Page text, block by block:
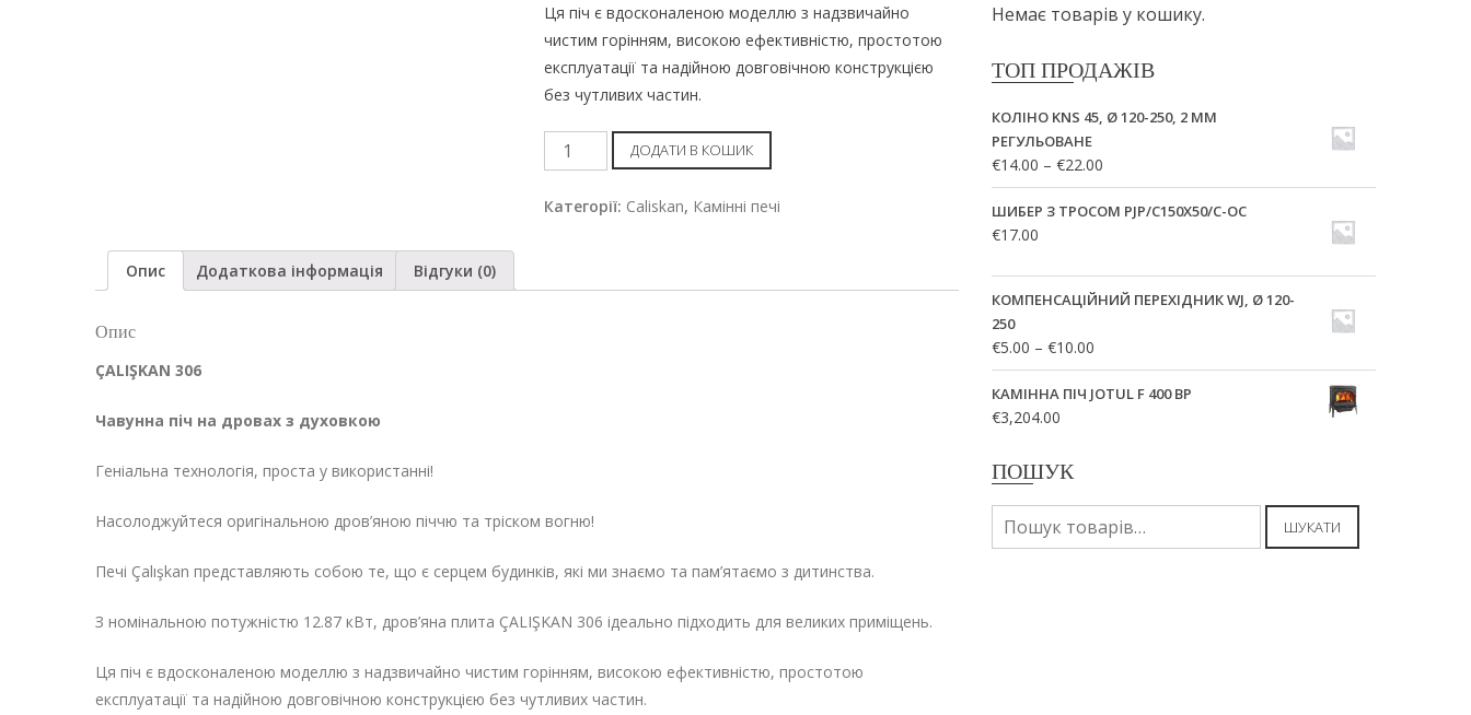
Ця піч є вдосконаленою моделлю з надзвичайно
чистим горінням, високою ефективністю, простотою
експлуатації та надійною довговічною конструкцією
без чутливих частин.
Камінна
піч
Caliskan
ДОДАТИ В КОШИК
Категорії: Caliskan, Камінні печі
Опис Додаткова інформація Відгуки (0)
Опис
ÇALIŞKAN 306
Чавунна піч на дровах з духовкою
Геніальна технологія, проста у використанні!
Насолоджуйтеся оригінальною дров’яною піччю та тріском вогню!
Печі Çalışkan представляють собою те, що є серцем будинків, які ми знаємо та пам’ятаємо з дитинства.
З номінальною потужністю 12.87 кВт, дров’яна плита ÇALIŞKAN 306 ідеально підходить для великих приміщень.
Ця піч є вдосконаленою моделлю з надзвичайно чистим горінням, високою ефективністю, простотою
експлуатації та надійною довговічною конструкцією без чутливих частин.
Немає товарів у кошику.
ТОП ПРОДАЖІВ
КОЛІНО KNS 45, Ø 120-250, 2 ММ
РЕГУЛЬОВАНЕ
€14.00 – €22.00
ШИБЕР З ТРОСОМ PJP/C150X50/C-OC
€17.00
КОМПЕНСАЦІЙНИЙ ПЕРЕХІДНИК WJ, Ø 120-
250
€5.00 – €10.00
КАМІННА ПІЧ JOTUL F 400 BP
€3,204.00
ПОШУК
Шукати: ШУКАТИ